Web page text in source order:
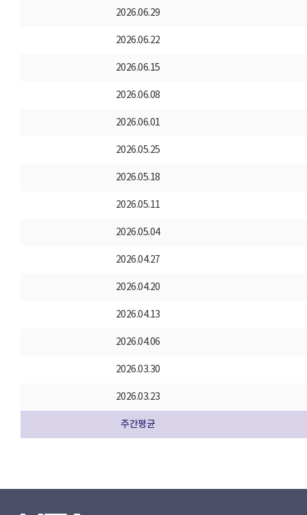
2026.06.29
2026.06.22
2026.06.15
2026.06.08
2026.06.01
2026.05.25
2026.05.18
2026.05.11
2026.05.04
2026.04.27
2026.04.20
2026.04.13
2026.04.06
2026.03.30
2026.03.23
주간평균